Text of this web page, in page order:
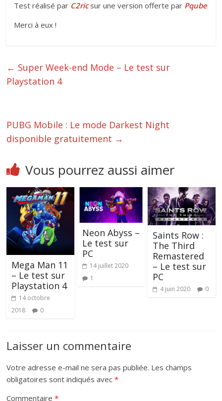
Test réalisé par C2ricsur une version offerte par Pqube
Merci à eux !
← Super Week-end Mode – Le test sur
Playstation 4
PUBG Mobile : Le mode Darkest Night
disponible gratuitement →
Vous pourrez aussi aimer
Mega Man 11
– Le test sur
Playstation 4
14 octobre
2018
0
Neon Abyss –
Le test sur
PC
14 juillet 2020
1
Saints Row :
The Third
Remastered
– Le test sur
PC
4 juin 2020 0
Laisser un commentaire
Votre adresse e-mail ne sera pas publiée. Les champs
obligatoires sont indiqués avec*
Commentaire*